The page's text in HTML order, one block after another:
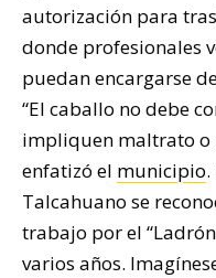
autorización para
donde profesionales
puedan encargarse
“El caballo no debe
impliquen maltrato o
enfatizó el municipio
Talcahuano se
trabajo por el
varios años.